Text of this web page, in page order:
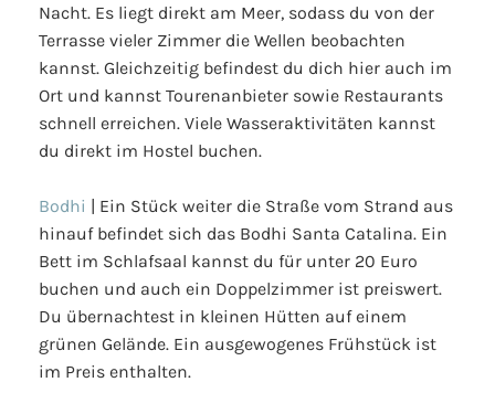
Nacht. Es liegt direkt am Meer, sodass du von der
Terrasse vieler Zimmer die Wellen beobachten
kannst. Gleichzeitig befindest du dich hier auch im
Ort und kannst Tourenanbieter sowie Restaurants
schnell erreichen. Viele Wasseraktivitäten kannst
du direkt im Hostel buchen.
Bodhi | Ein Stück weiter die Straße vom Strand aus
hinauf befindet sich das Bodhi Santa Catalina. Ein
Bett im Schlafsaal kannst du für unter 20 Euro
buchen und auch ein Doppelzimmer ist preiswert.
Du übernachtest in kleinen Hütten auf einem
grünen Gelände. Ein ausgewogenes Frühstück ist
im Preis enthalten.